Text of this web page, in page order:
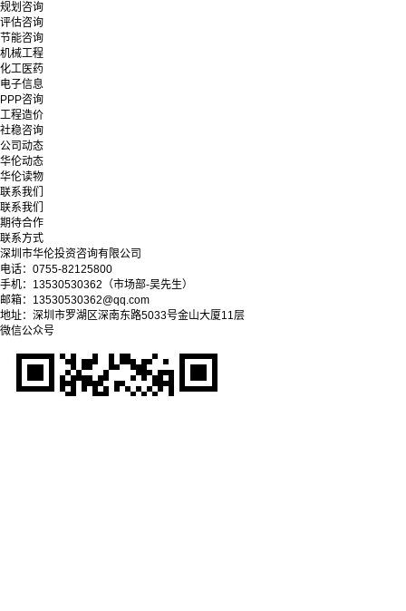
规划咨询
评估咨询
节能咨询
机械工程
化工医药
电子信息
PPP咨询
工程造价
社稳咨询
公司动态
华伦动态
华伦读物
联系我们
联系我们
期待合作
联系方式
深圳市华伦投资咨询有限公司
电话：0755-82125800
手机：13530530362（市场部-吴先生）
邮箱：13530530362@qq.com
地址：深圳市罗湖区深南东路5033号金山大厦11层
微信公众号